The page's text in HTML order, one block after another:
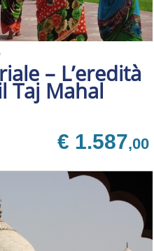
– L’eredità
Taj Mahal
€ 1.587,00